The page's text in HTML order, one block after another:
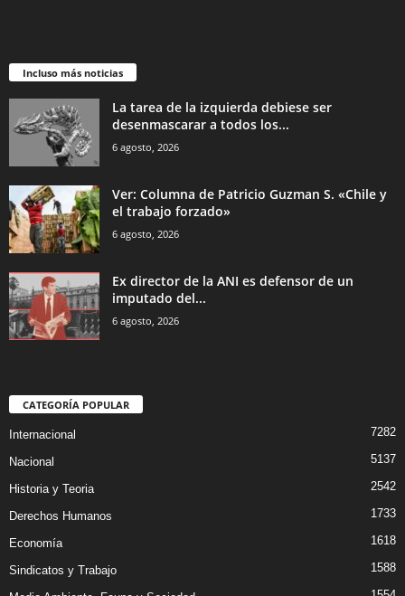
Incluso más noticias
La tarea de la izquierda debiese ser
desenmascarar a todos los...
6 agosto, 2026
Ver: Columna de Patricio Guzman S. «Chile y
el trabajo forzado»
6 agosto, 2026
Ex director de la ANI es defensor de un
imputado del...
6 agosto, 2026
CATEGORÍA POPULAR
Internacional 7282
Nacional 5137
Historia y Teoria 2542
Derechos Humanos 1733
Economía 1618
Sindicatos y Trabajo 1588